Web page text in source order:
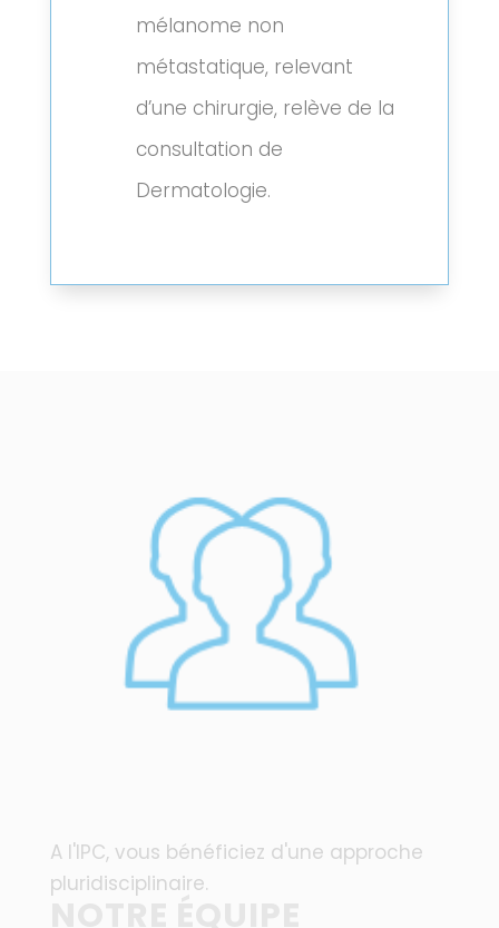
mélanome non
métastatique, relevant
d’une chirurgie, relève de la
consultation de
Dermatologie.
A l'IPC, vous bénéficiez d'une approche
pluridisciplinaire.